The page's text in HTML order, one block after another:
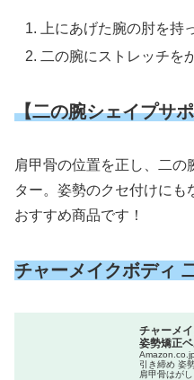
上にあげた腕の肘を持
二の腕にストレッチを
【二の腕シェイプサ
肩甲骨の位置を正し、二の
ター。姿勢のクセ付けにも
おすすめ商品です！
チャーメイクボディ
チャーメ
姿勢矯正ベ
引き締め 姿
肩甲骨はが